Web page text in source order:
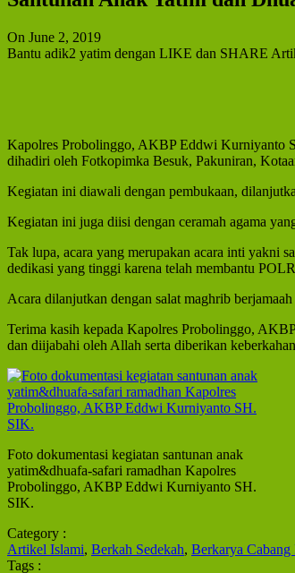
On June 2, 2019
Bantu adik2 yatim dengan LIKE dan SHARE
Kapolres Probolinggo, AKBP Eddwi Kurniyanto
dihadiri oleh Fotkopimka Besuk, Pakuniran,
Kegiatan ini diawali dengan pembukaan,
Kegiatan ini juga diisi dengan ceramah agama
Tak lupa, acara yang merupakan acara inti yakni
dedikasi yang tinggi karena telah membantu
Acara dilanjutkan dengan salat maghrib
Terima kasih kepada Kapolres Probolinggo,
dan diijabahi oleh Allah serta diberikan
Foto dokumentasi kegiatan santunan anak
yatim&dhuafa-safari ramadhan Kapolres
Probolinggo, AKBP Eddwi Kurniyanto SH.
SIK.
Category :
Artikel Islami, Berkah Sedekah, Berkarya
Tags :